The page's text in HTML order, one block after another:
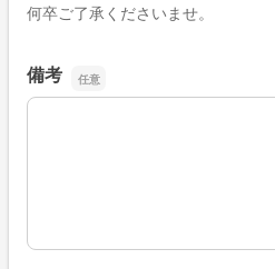
何卒ご了承くださいませ。
備考
備考